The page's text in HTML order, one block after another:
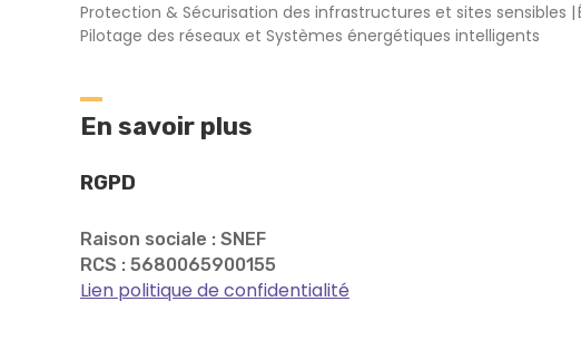
Protection & Sécurisation des infrastructures et sites sensibles
Pilotage des réseaux et Systèmes énergétiques intelligents
En savoir plus
RGPD
Raison sociale : SNEF
RCS : 5680065900155
Lien politique de confidentialité